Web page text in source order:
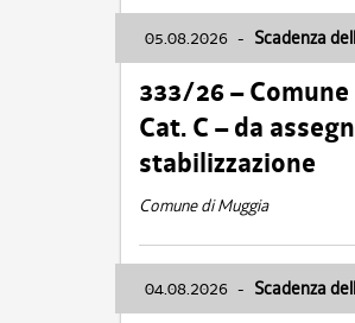
05.08.2026 - Scadenza
333/26 –
Cat. C – da
stabilizzazione
Comune di Muggia
04.08.2026 - Scadenza